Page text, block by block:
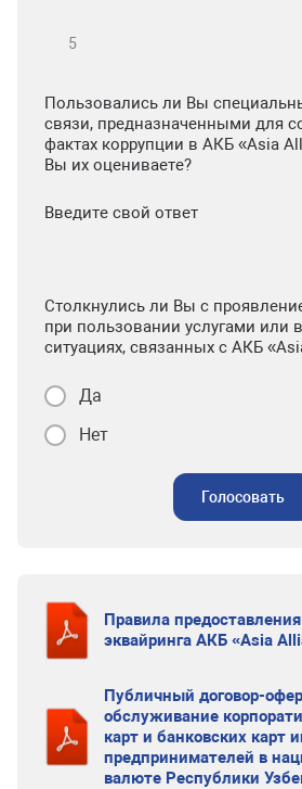
Пользовались ли Вы
связи, предназначенными для
фактах коррупции в АКБ «Asia
Вы их оцениваете?
Введите свой ответ
Столкнулись ли Вы с
при пользовании услугами или
ситуациях, связанных с АКБ
Да
Нет
Голосовать
Правила
эквайринга АКБ «Asia
Публичный договор-
обслуживание
карт и банковских карт
предпринимателей в
валюте Республики